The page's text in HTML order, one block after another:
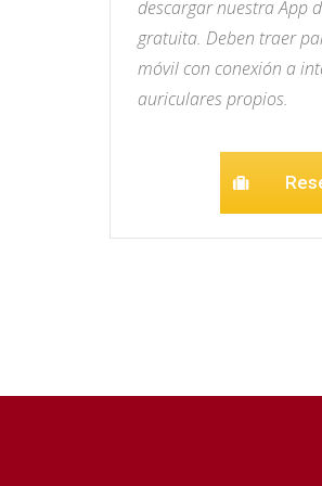
descargar nuestra App
gratuita. Deben traer
móvil con conexión a
auriculares propios.